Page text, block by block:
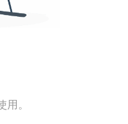
。